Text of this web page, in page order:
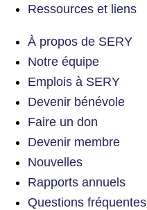
Ressources et liens
À propos de SERY
Notre équipe
Emplois à SERY
Devenir bénévole
Faire un don
Devenir membre
Nouvelles
Rapports annuels
Questions fréquentes